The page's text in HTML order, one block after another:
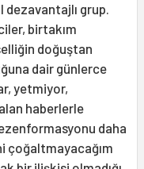
grup.
birtakım
doğuştan
dair günlerce
yetmiyor,
haberlerle
daha
çoğaltmayacağım